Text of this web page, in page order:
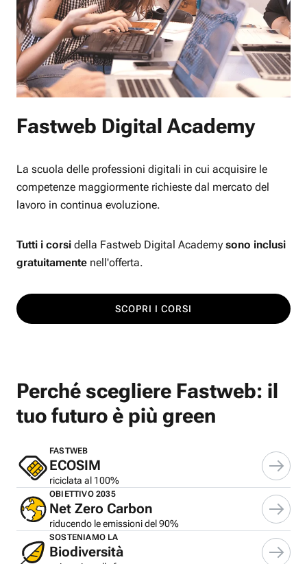
Fastweb Digital Academy
La scuola delle professioni digitali in cui acquisire le
competenze maggiormente richieste dal mercato del
lavoro in continua evoluzione.
Tutti i corsi della Fastweb Digital Academy sono inclusi
gratuitamente nell'offerta.
SCOPRI I CORSI
Perché scegliere Fastweb: il
tuo futuro è più green
FASTWEB
ECOSIM
riciclata al 100%
OBIETTIVO 2035
Net Zero Carbon
riducendo le emissioni del 90%
SOSTENIAMO LA
Biodiversità